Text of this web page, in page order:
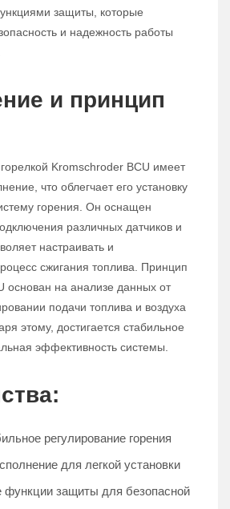
защиты, которые
и надежность работы
и принцип
Kromschroder BCU имеет
что облегчает его установку
горения. Он оснащен
различных датчиков и
настраивать и
сжигания топлива. Принцип
основан на анализе данных от
подачи топлива и воздуха
этому, достигается стабильное
эффективность системы.
регулирование горения
для легкой установки
защиты для безопасной